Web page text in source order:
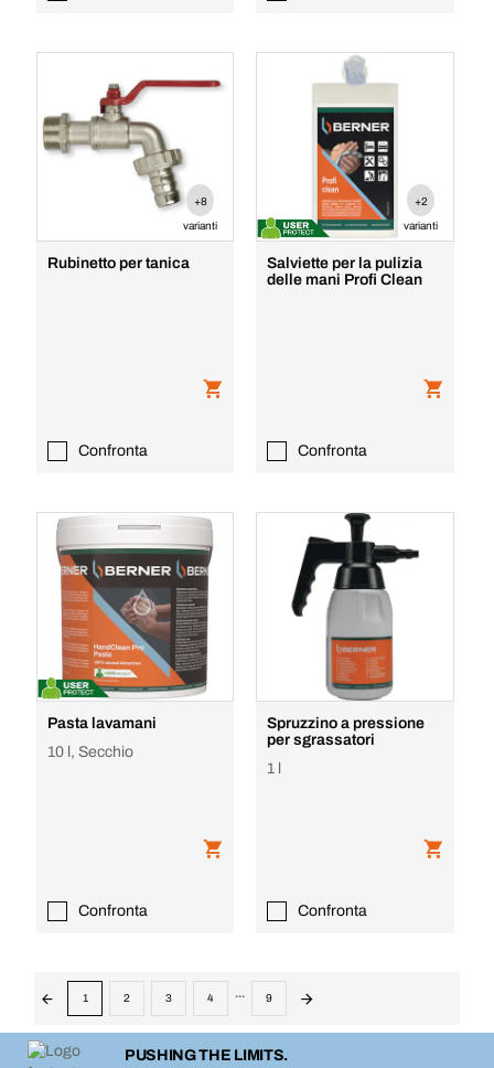
+8
varianti
Rubinetto per tanica
Confronta
+2
varianti
Salviette per la pulizia
delle mani Profi Clean
Confronta
Pasta lavamani
10 l, Secchio
Confronta
Spruzzino a pressione
per sgrassatori
1 l
Confronta
1 2 3 4 ... 9
PUSHING THE LIMITS.